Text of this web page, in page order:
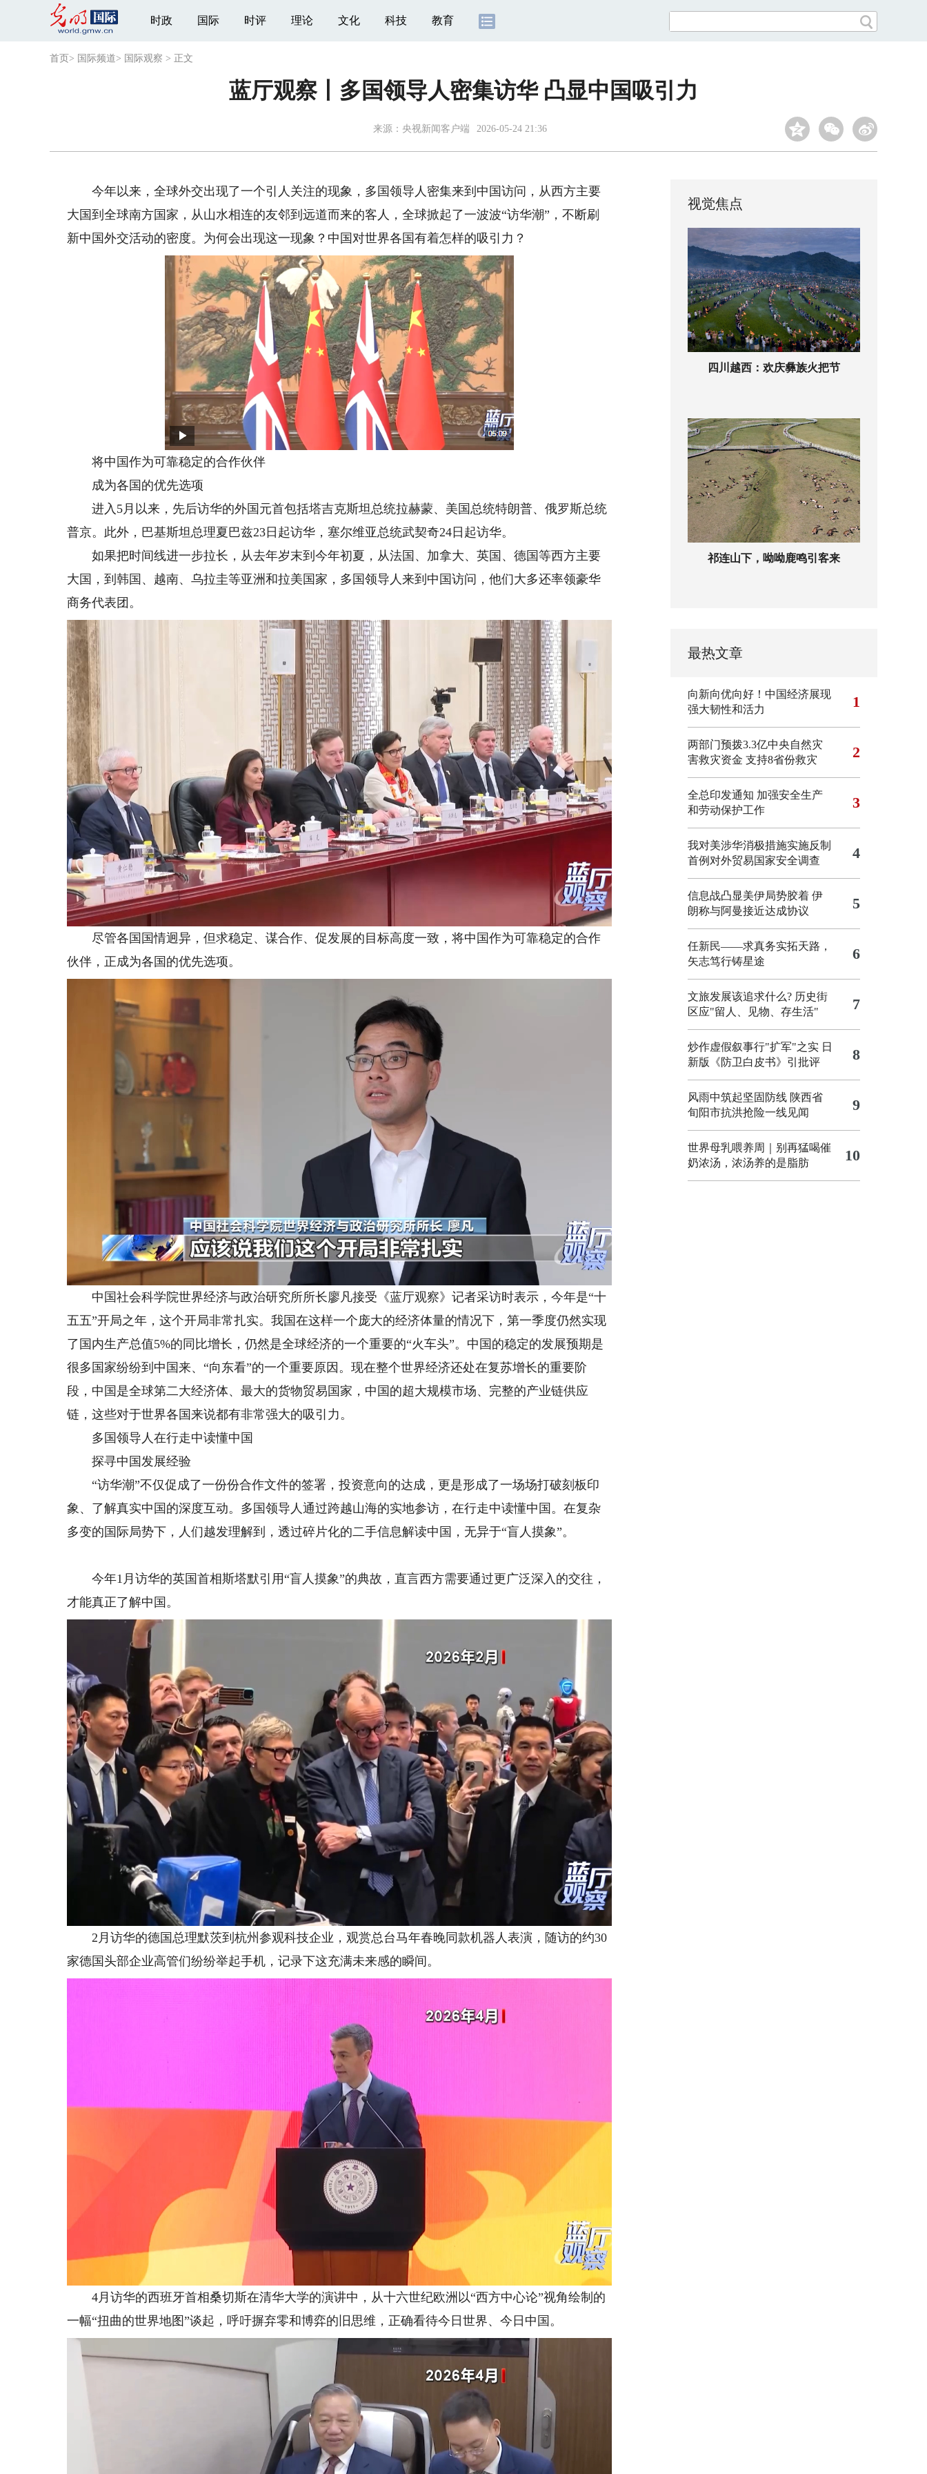
时政 国际 时评 理论 文化 科技 教育
首页 > 国际频道> 国际观察 > 正文
蓝厅观察丨多国领导人密集访华 凸显中国吸引力
来源： 央视新闻客户端 2026-05-24 21:36
今年以来，全球外交出现了一个引人关注的现象，多国领导人密集来到中国访问，从西方主要
大国到全球南方国家，从山水相连的友邻到远道而来的客人，全球掀起了一波波“访华潮”，不断刷
新中国外交活动的密度。为何会出现这一现象？中国对世界各国有着怎样的吸引力？
将中国作为可靠稳定的合作伙伴
成为各国的优先选项
进入5月以来，先后访华的外国元首包括塔吉克斯坦总统拉赫蒙、美国总统特朗普、俄罗斯总统
普京。此外，巴基斯坦总理夏巴兹23日起访华，塞尔维亚总统武契奇24日起访华。
如果把时间线进一步拉长，从去年岁末到今年初夏，从法国、加拿大、英国、德国等西方主要
大国，到韩国、越南、乌拉圭等亚洲和拉美国家，多国领导人来到中国访问，他们大多还率领豪华
商务代表团。
尽管各国国情迥异，但求稳定、谋合作、促发展的目标高度一致，将中国作为可靠稳定的合作
伙伴，正成为各国的优先选项。
中国社会科学院世界经济与政治研究所所长廖凡接受《蓝厅观察》记者采访时表示，今年是“十
五五”开局之年，这个开局非常扎实。我国在这样一个庞大的经济体量的情况下，第一季度仍然实现
了国内生产总值5%的同比增长，仍然是全球经济的一个重要的“火车头”。中国的稳定的发展预期是
很多国家纷纷到中国来、“向东看”的一个重要原因。现在整个世界经济还处在复苏增长的重要阶
段，中国是全球第二大经济体、最大的货物贸易国家，中国的超大规模市场、完整的产业链供应
链，这些对于世界各国来说都有非常强大的吸引力。
多国领导人在行走中读懂中国
探寻中国发展经验
“访华潮”不仅促成了一份份合作文件的签署，投资意向的达成，更是形成了一场场打破刻板印
象、了解真实中国的深度互动。多国领导人通过跨越山海的实地参访，在行走中读懂中国。在复杂
多变的国际局势下，人们越发理解到，透过碎片化的二手信息解读中国，无异于“盲人摸象”。
今年1月访华的英国首相斯塔默引用“盲人摸象”的典故，直言西方需要通过更广泛深入的交往，
才能真正了解中国。
2月访华的德国总理默茨到杭州参观科技企业，观赏总台马年春晚同款机器人表演，随访的约30
家德国头部企业高管们纷纷举起手机，记录下这充满未来感的瞬间。
4月访华的西班牙首相桑切斯在清华大学的演讲中，从十六世纪欧洲以“西方中心论”视角绘制的
一幅“扭曲的世界地图”谈起，呼吁摒弃零和博弈的旧思维，正确看待今日世界、今日中国。
视觉焦点
四川越西：欢庆彝族火把节
祁连山下，呦呦鹿鸣引客来
最热文章
向新向优向好！中国经济展现
强大韧性和活力
1
两部门预拨3.3亿中央自然灾
害救灾资金 支持8省份救灾
2
全总印发通知 加强安全生产
和劳动保护工作
3
我对美涉华消极措施实施反制
首例对外贸易国家安全调查
4
信息战凸显美伊局势胶着 伊
朗称与阿曼接近达成协议
5
任新民——求真务实拓天路，
矢志笃行铸星途
6
文旅发展该追求什么? 历史街
区应"留人、见物、存生活"
7
炒作虚假叙事行"扩军"之实 日
新版《防卫白皮书》引批评
8
风雨中筑起坚固防线 陕西省
旬阳市抗洪抢险一线见闻
9
世界母乳喂养周｜别再猛喝催
奶浓汤，浓汤养的是脂肪
10